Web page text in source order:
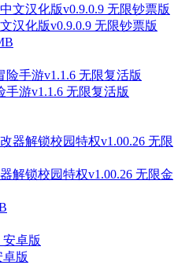
汉化版v0.9.0.9 无限钞票版
游v1.1.6 无限复活版
解锁校园特权v1.00.26 无限金
版